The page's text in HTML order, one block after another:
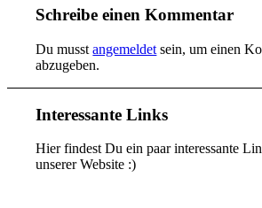
Schreibe einen Kommentar
Du musstangemeldet sein, um einen
abzugeben.
Interessante Links
Hier findest Du ein paar interessante
unserer Website :)